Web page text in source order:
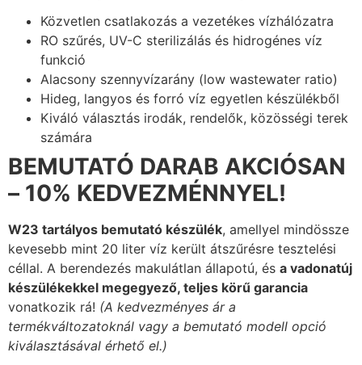
Közvetlen csatlakozás a vezetékes vízhálózatra
RO szűrés, UV-C sterilizálás és hidrogénes víz
funkció
Alacsony szennyvízarány (low wastewater ratio)
Hideg, langyos és forró víz egyetlen készülékből
Kiváló választás irodák, rendelők, közösségi terek
számára
BEMUTATÓ DARAB AKCIÓSAN
– 10% KEDVEZMÉNNYEL!
W23 tartályos bemutató készülék, amellyel mindössze
kevesebb mint 20 liter víz került átszűrésre tesztelési
céllal. A berendezés makulátlan állapotú, és a vadonatúj
készülékekkel megegyező, teljes körű garancia
vonatkozik rá! (A kedvezményes ár a
termékváltozatoknál vagy a bemutató modell opció
kiválasztásával érhető el.)